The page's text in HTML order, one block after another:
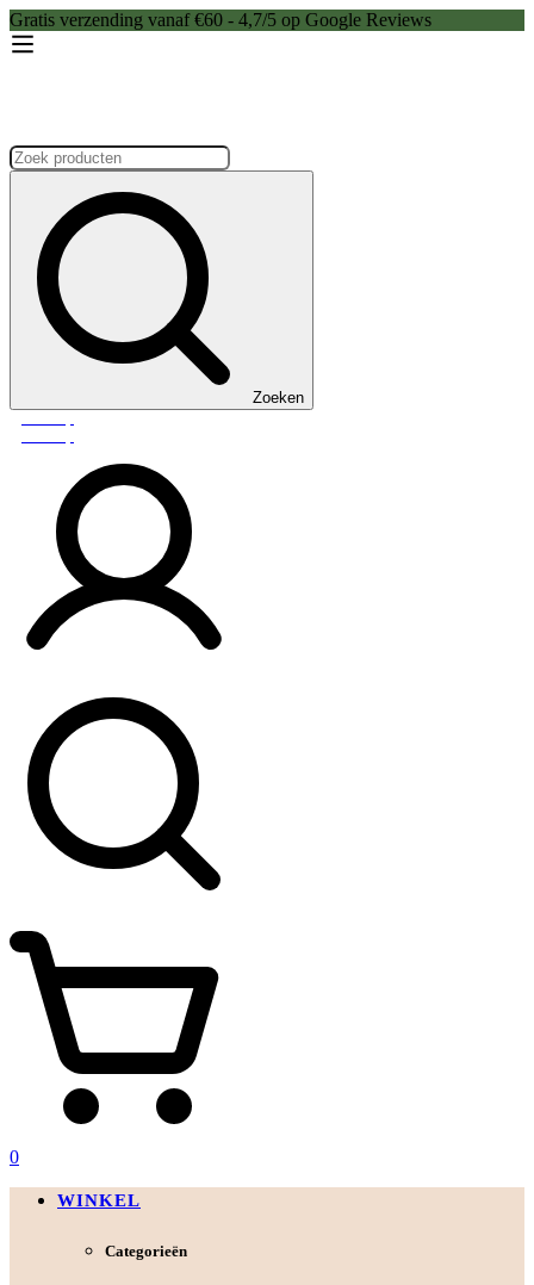
Gratis verzending vanaf €60 - 4,7/5 op Google Reviews
Zoeken:
Zoeken
0
WINKEL
Categorieën